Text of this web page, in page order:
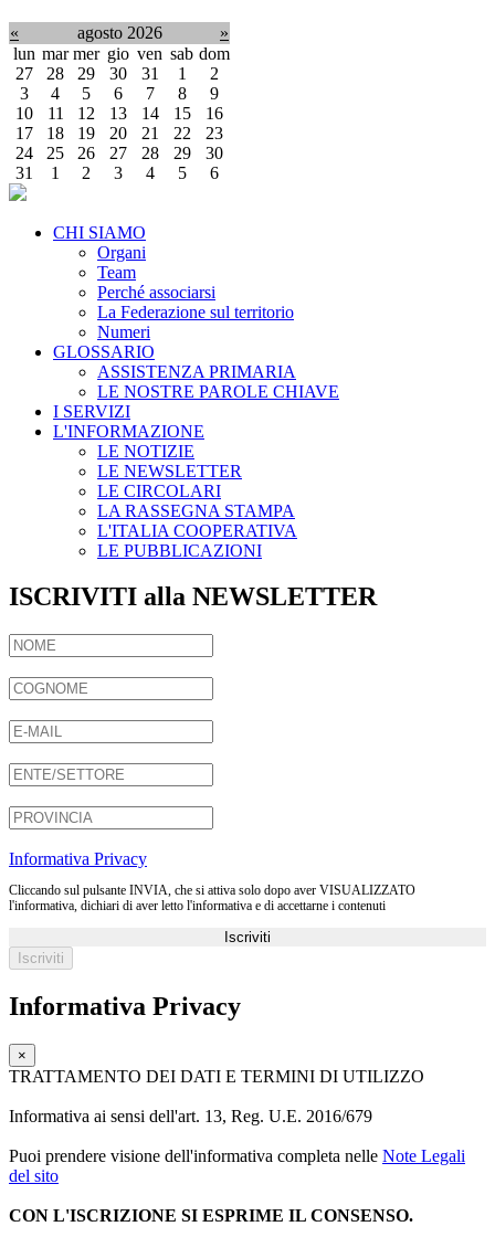
« agosto 2026
»
lun mar mer gio ven sab dom
27
28 29 30 31 1
2
3
4 5 6 7 8
9
10
11 12 13 14 15
16
17
18 19 20 21 22
23
24
25 26 27 28 29
30
31
1 2 3 4 5 6
CHI SIAMO
Organi
Team
Perché associarsi
La Federazione sul territorio
Numeri
GLOSSARIO
ASSISTENZA PRIMARIA
LE NOSTRE PAROLE CHIAVE
I SERVIZI
L'INFORMAZIONE
LE NOTIZIE
LE NEWSLETTER
LE CIRCOLARI
LA RASSEGNA STAMPA
L'ITALIA COOPERATIVA
LE PUBBLICAZIONI
ISCRIVITI alla NEWSLETTER
Informativa Privacy
Cliccando sul pulsante INVIA, che si attiva solo dopo aver VISUALIZZATO
l'informativa, dichiari di aver letto l'informativa e di accettarne i contenuti
Iscriviti
Informativa Privacy
×
TRATTAMENTO DEI DATI E TERMINI DI UTILIZZO
Informativa ai sensi dell'art. 13, Reg. U.E. 2016/679
Puoi prendere visione dell'informativa completa nelle Note Legali
del sito
CON L'ISCRIZIONE SI ESPRIME IL CONSENSO.